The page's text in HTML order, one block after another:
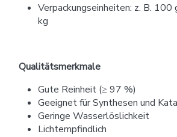
Verpackungseinheiten: z. B.
kg
Qualitätsmerkmale
Gute Reinheit (≥ 97 %)
Geeignet für Synthesen und
Geringe Wasserlöslichkeit
Lichtempfindlich